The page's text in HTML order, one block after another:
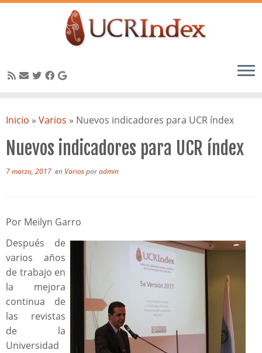
alInicio » Varios » Nuevos indicadores para UCR índex
Nuevos indicadores para UCR índex
7 marzo, 2017 en Variosporadmin
Por Meilyn Garro
Después de
varios años
de trabajo en
la mejora
continua de
las revistas
de la
Universidad